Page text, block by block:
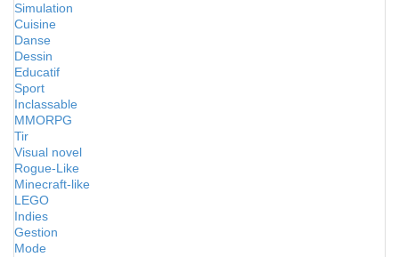
Simulation
Cuisine
Danse
Dessin
Educatif
Sport
Inclassable
MMORPG
Tir
Visual novel
Rogue-Like
Minecraft-like
LEGO
Indies
Gestion
Mode